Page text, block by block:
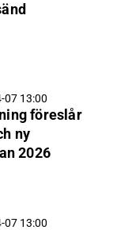
07 13:00
föreslår
ny
2026
07 13:00